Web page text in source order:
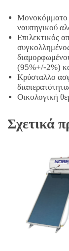
Μονοκόμματο
ναυπηγικού
Επιλεκτικός
(95%+/-2%)
Κρύσταλλο
Οικολογική
Σχετικά